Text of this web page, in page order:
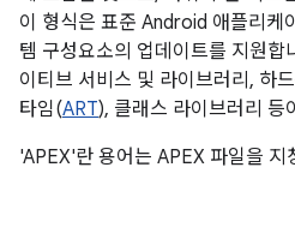
이 형식은 표준 Android 애플리케
템 구성요소의 업데이트를 지원합
이티브 서비스 및 라이브러리, 하
타임(ART), 클래스 라이브러리 등
'APEX'란 용어는 APEX 파일을 지